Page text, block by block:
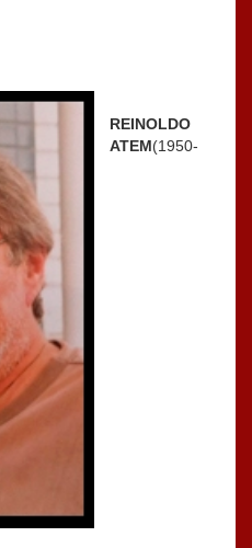
REINOLDO
ATEM(1950-